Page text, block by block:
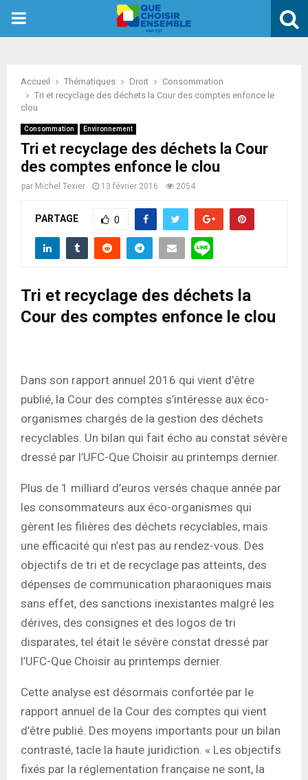
PRIMARY
Accueil Thématiques Droit
Consommation
Tri et recyclage des déchets la Cour des comptes enfonce le
clou
Consommation Environnement
Tri et recyclage des déchets la Cour
des comptes enfonce le clou
par Michel Texier 13 février 2016 2054
PARTAGE 0
Tri et recyclage des déchets la
Cour des comptes enfonce le clou
Dans son rapport annuel 2016 qui vient d’être
publié, la Cour des comptes s’intéresse aux éco-
organismes chargés de la gestion des déchets
recyclables. Un bilan qui fait écho au constat sévère
dressé par l’UFC-Que Choisir au printemps dernier.
Plus de 1 milliard d’euros versés chaque année par
les consommateurs aux éco-organismes qui
gèrent les filières des déchets recyclables, mais
une efficacité qui n’est pas au rendez-vous. Des
objectifs de tri et de recyclage pas atteints, des
dépenses de communication pharaoniques mais
sans effet, des sanctions inexistantes malgré les
dérives, des consignes et des logos de tri
disparates, tel était le sévère constat dressé par
l’UFC-Que Choisir au printemps dernier.
Cette analyse est désormais confortée par le
rapport annuel de la Cour des comptes qui vient
d’être publié. Des moyens importants pour un bilan
contrasté, tacle la haute juridiction. « Les objectifs
fixés par la réglementation française ne sont, la